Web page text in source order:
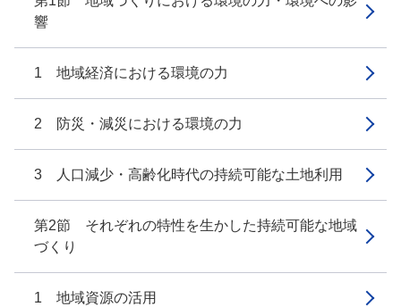
響
1 地域経済における環境の力
2 防災・減災における環境の力
3 人口減少・高齢化時代の持続可能な土地利用
第2節 それぞれの特性を生かした持続可能な地域
づくり
1 地域資源の活用